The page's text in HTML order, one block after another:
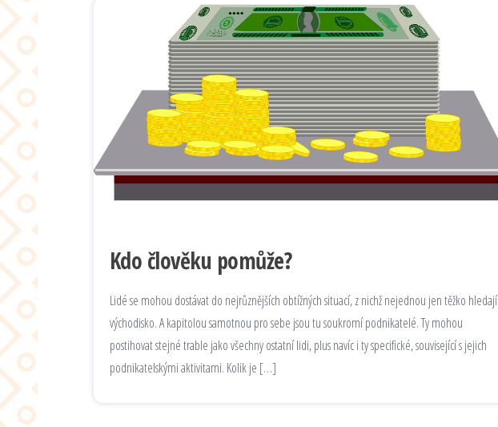
Kdo člověku pomůže?
Lidé se mohou dostávat do nejrůznějších obtížných situací, z nichž nejednou jen těžko hledají
východisko. A kapitolou samotnou pro sebe jsou tu soukromí podnikatelé. Ty mohou
postihovat stejné trable jako všechny ostatní lidi, plus navíc i ty specifické, související s jejich
podnikatelskými aktivitami. Kolik je […]